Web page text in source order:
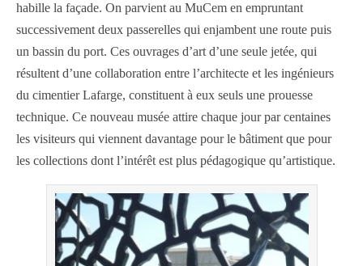
habille la façade. On parvient au MuCem en empruntant
successivement deux passerelles qui enjambent une route puis
un bassin du port. Ces ouvrages d’art d’une seule jetée, qui
résultent d’une collaboration entre l’architecte et les ingénieurs
du cimentier Lafarge, constituent à eux seuls une prouesse
technique. Ce nouveau musée attire chaque jour par centaines
les visiteurs qui viennent davantage pour le bâtiment que pour
les collections dont l’intérêt est plus pédagogique qu’artistique.